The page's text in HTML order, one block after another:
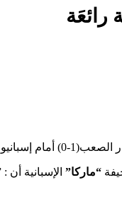
رائعَة
إسبانيول،
“ماركا” الإسبانية